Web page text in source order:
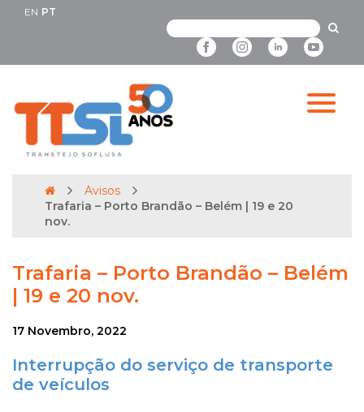
EN PT
Avisos
Trafaria – Porto Brandão – Belém | 19 e 20
nov.
Trafaria – Porto Brandão – Belém
| 19 e 20 nov.
17 Novembro, 2022
Interrupção do serviço de transporte
de veículos